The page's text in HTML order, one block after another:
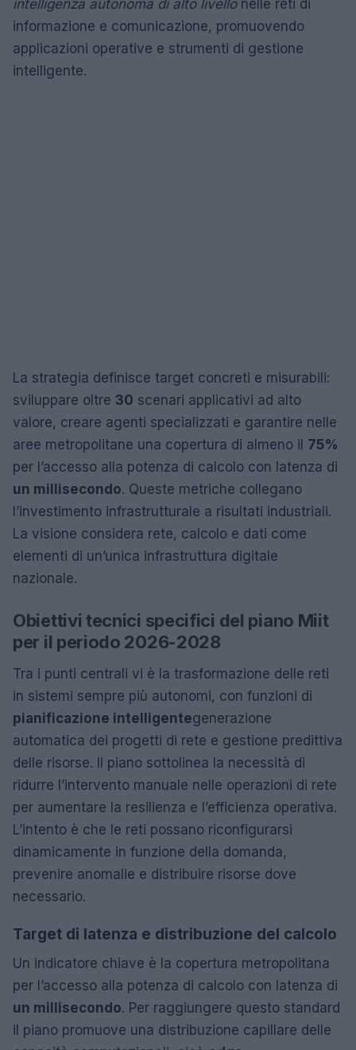
intelligenza autonoma di alto livellonelle reti di
informazione e comunicazione, promuovendo
applicazioni operative e strumenti di gestione
intelligente.
La strategia definisce target concreti e misurabili:
sviluppare oltre 30 scenari applicativi ad alto
valore, creare agenti specializzati e garantire nelle
aree metropolitane una copertura di almeno il 75%
per l’accesso alla potenza di calcolo con latenza di
un millisecondo. Queste metriche collegano
l’investimento infrastrutturale a risultati industriali.
La visione considera rete, calcolo e dati come
elementi di un’unica infrastruttura digitale
nazionale.
Obiettivi tecnici specifici del piano Miit
per il periodo 2026-2028
Tra i punti centrali vi è la trasformazione delle reti
in sistemi sempre più autonomi, con funzioni di
pianificazione intelligentegenerazione
automatica dei progetti di rete e gestione predittiva
delle risorse. Il piano sottolinea la necessità di
ridurre l’intervento manuale nelle operazioni di rete
per aumentare la resilienza e l’efficienza operativa.
L’intento è che le reti possano riconfigurarsi
dinamicamente in funzione della domanda,
prevenire anomalie e distribuire risorse dove
necessario.
Target di latenza e distribuzione del calcolo
Un indicatore chiave è la copertura metropolitana
per l’accesso alla potenza di calcolo con latenza di
un millisecondo. Per raggiungere questo standard
il piano promuove una distribuzione capillare delle